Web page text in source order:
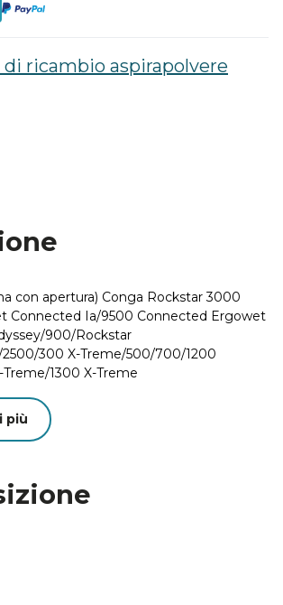
di ricambio aspirapolvere
con apertura) Conga Rockstar 3000
Connected Ia/9500 Connected Ergowet
900/Rockstar
300 X-Treme/500/700/1200
1300 X-Treme
più